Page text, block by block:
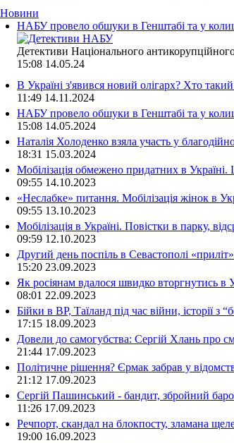
Новини
НАБУ провело обшуки в Генштабі та у
Детективи Національного
15:08 14.05.24
В Україні з'явився новий олігарх? Хто
11:49 14.11.2024
НАБУ провело обшуки в Генштабі та у
15:08 14.05.2024
Наталія Холоденко взяла участь у
18:31 15.03.2024
Мобілізація обмежено придатних в Україні.
09:55 14.10.2023
«Неслабке» питання. Мобілізація жінок в
09:55 13.10.2023
Мобілізація в Україні. Повістки в парку,
09:59 12.10.2023
Другий день поспіль в Севастополі
15:20 23.09.2023
Як росіянам вдалося швидко вторгнутись
08:01 22.09.2023
Бійки в ВР, Таїланд під час війни, історії
17:15 18.09.2023
Довели до самогубства: Сергій Хлань про
21:44 17.09.2023
Політичне рішення? Єрмак забрав у
21:12 17.09.2023
Сергій Пашинський - бандит, збройний
11:26 17.09.2023
Речпорт, скандал на блокпосту, зламана
19:00 16.09.2023